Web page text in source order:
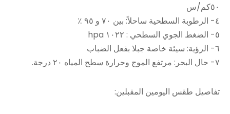
٥٠كم/س
٤- الرطوبة السطحية ساحلاً: بين ٧٠ و ٩٥ ٪؜
٥- الضغط الجوي السطحي : ١٠٢٢ hpa
٦- الرؤية: سيئة خاصة جبلا بفعل الضباب
٧- حال البحر: مرتفع الموج وحرارة سطح المياه ٢٠ درجة.
تفاصيل طقس اليومين المقبلين: